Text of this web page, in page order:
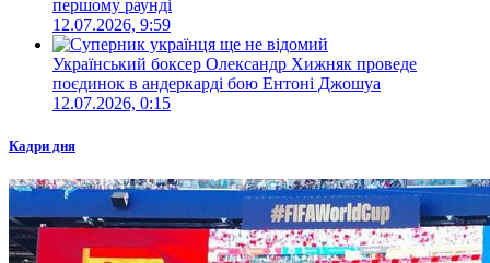
першому раунді
12.07.2026, 9:59
Український боксер Олександр Хижняк проведе
поєдинок в андеркарді бою Ентоні Джошуа
12.07.2026, 0:15
Кадри дня